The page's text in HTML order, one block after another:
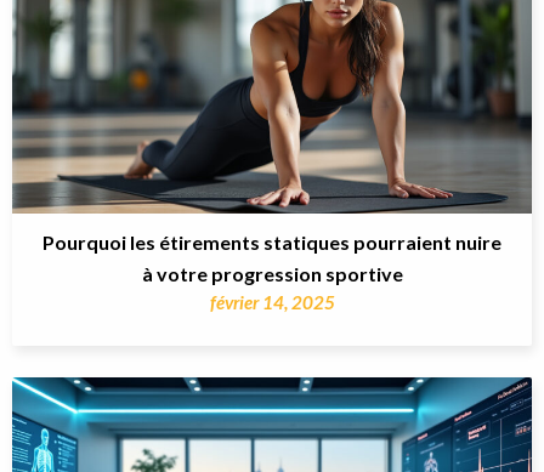
Pourquoi les étirements statiques pourraient nuire
à votre progression sportive
février 14, 2025